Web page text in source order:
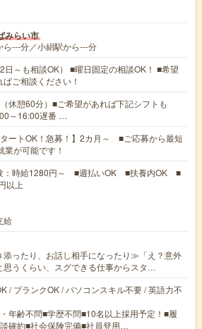
みらい市
ら---分／小絹駅から---分
日～も相談OK） ■曜日固定の相談OK！ ■希望
ご相談ください！
休憩60分）■ご希望があれば下記シフトも
～16:00遅番 …
タートOK！急募！】2カ月～ ■ご応募から最短
業が可能です！
：時給1280円～ ■週払いOK ■扶養内OK ■
以上
給
ったり、お話し相手になったり≫「え？意外
思うくらい、スグできる仕事からスタ…
/ ブランクOK / パソコンスキル不要 / 英語力不
年齢不問■学歴不問■10名以上採用予定！■履
確約■社会保険完備■社員登用…